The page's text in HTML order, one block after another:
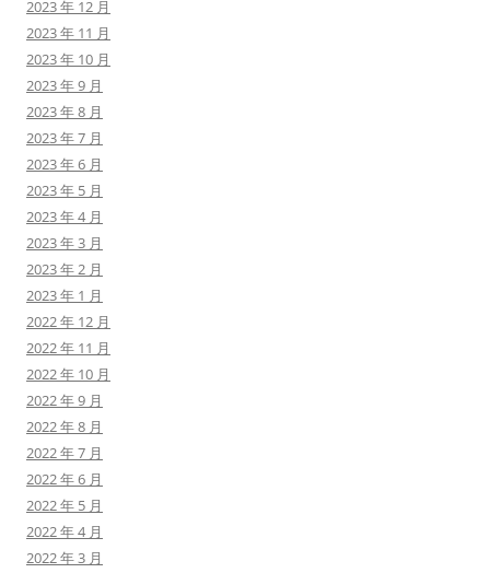
2023 年 12 月
2023 年 11 月
2023 年 10 月
2023 年 9 月
2023 年 8 月
2023 年 7 月
2023 年 6 月
2023 年 5 月
2023 年 4 月
2023 年 3 月
2023 年 2 月
2023 年 1 月
2022 年 12 月
2022 年 11 月
2022 年 10 月
2022 年 9 月
2022 年 8 月
2022 年 7 月
2022 年 6 月
2022 年 5 月
2022 年 4 月
2022 年 3 月